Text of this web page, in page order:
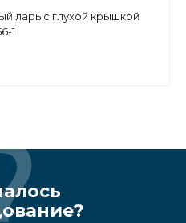
ларь с глухой крышкой
1